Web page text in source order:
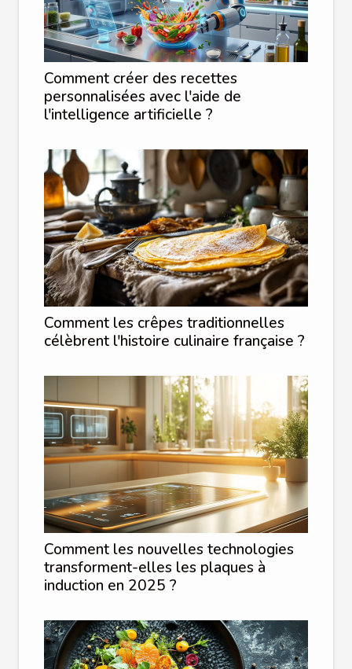
Comment créer des recettes
personnalisées avec l'aide de
l'intelligence artificielle ?
Comment les crêpes traditionnelles
célèbrent l'histoire culinaire française ?
Comment les nouvelles technologies
transforment-elles les plaques à
induction en 2025 ?